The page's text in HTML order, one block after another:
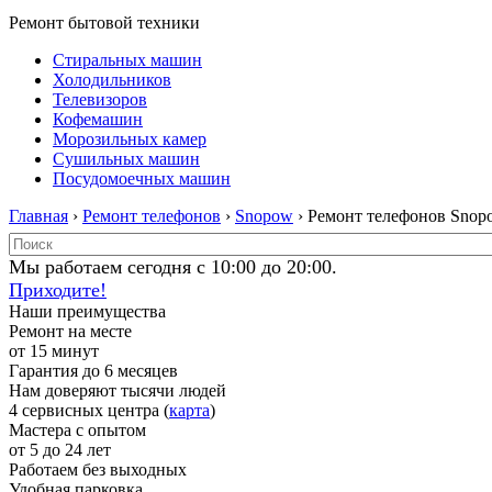
Ремонт бытовой техники
Стиральных машин
Холодильников
Телевизоров
Кофемашин
Морозильных камер
Сушильных машин
Посудомоечных машин
Главная › Ремонт телефонов › Snopow › Ремонт телефонов
Мы работаем сегодня с 10:00 до 20:00.
Приходите!
Наши преимущества
Ремонт на месте
от 15 минут
Гарантия до 6 месяцев
Нам доверяют тысячи людей
4 сервисных центра (карта)
Мастера с опытом
от 5 до 24 лет
Работаем без выходных